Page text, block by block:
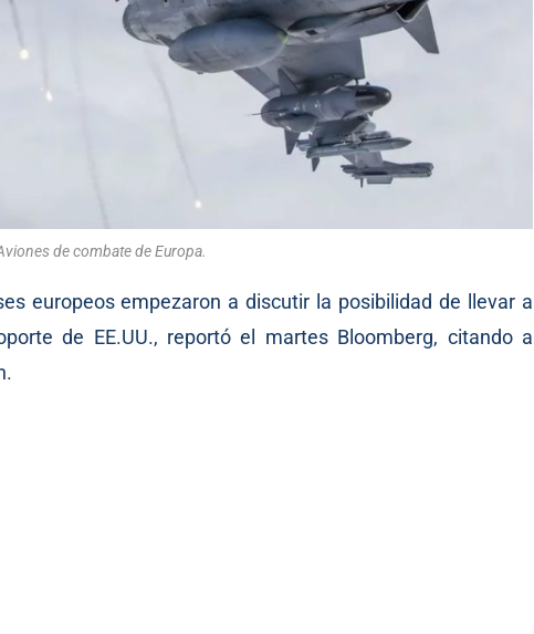
de combate de Europa.
europeos empezaron a discutir la posibilidad de llevar a
de EE.UU., reportó el martes Bloomberg, citando a